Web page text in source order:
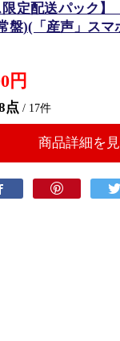
限定配送パック
盤)(「産声」ス
円
点 / 17件
商品詳細を